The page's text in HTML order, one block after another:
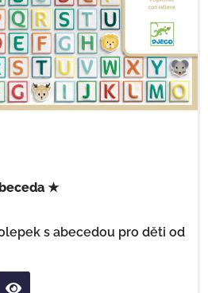
★
s abecedou pro děti od